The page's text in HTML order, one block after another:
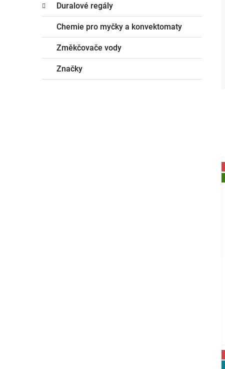
Duralové regály
Chemie pro myčky a konvektomaty
Změkčovače vody
Značky